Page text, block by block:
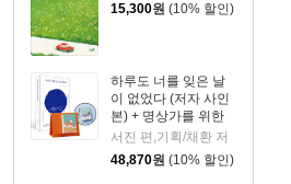
15,300원 (10% 할인)
하루도 너를 잊은 날
이 없었다 (저자 사인
본) + 명상가를 위한
365일 수행일력 + 키
링 세트
서진 편,기획/채환 저
48,870원 (10% 할인)